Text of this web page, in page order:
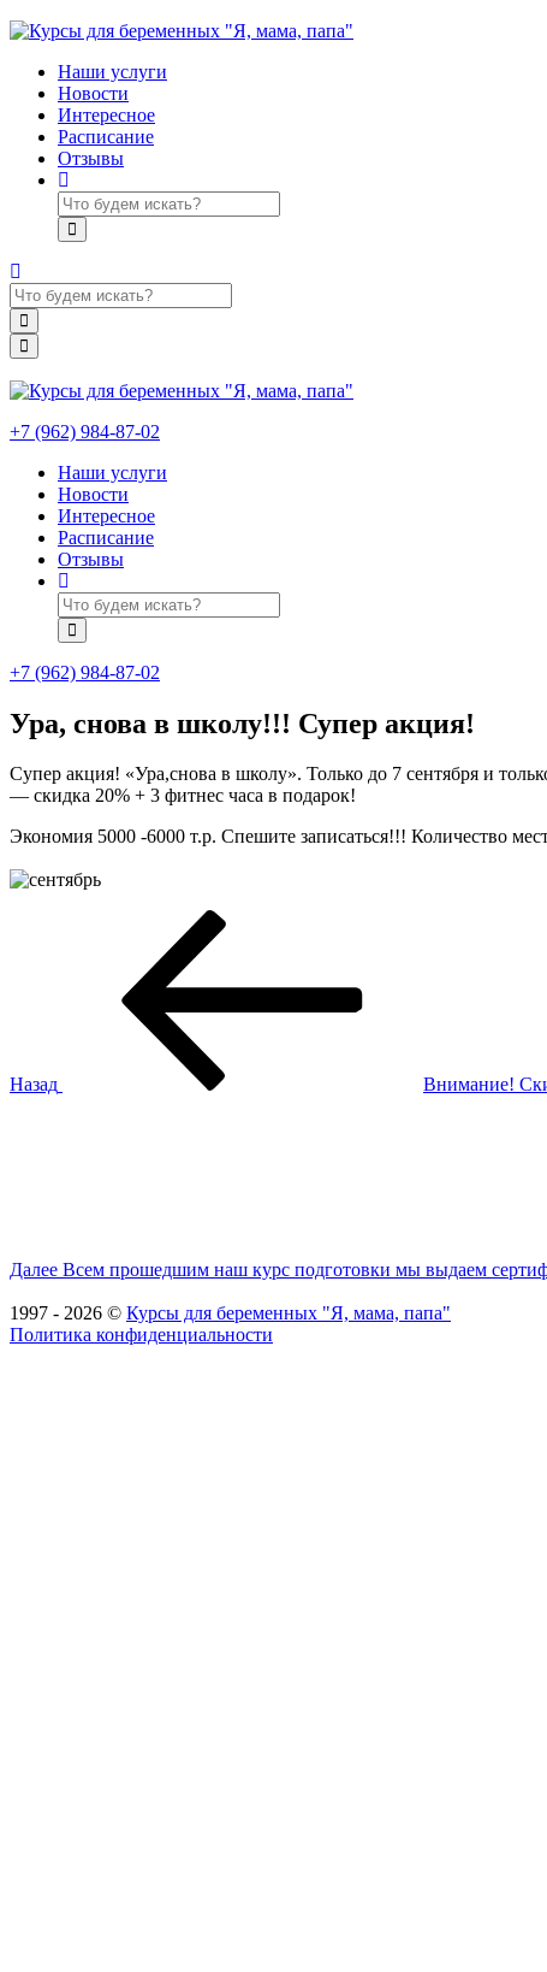
Наши услуги
Новости
Интересное
Расписание
Отзывы
+7 (962) 984-87-02
Наши услуги
Новости
Интересное
Расписание
Отзывы
+7 (962) 984-87-02
Ура, снова в школу!!! Супер акция!
Супер акция! «Ура,снова в школу». Только до 7 сентября и
— скидка 20% + 3 фитнес часа в подарок!
Экономия 5000 -6000 т.р. Спешите записаться!!! Количество
Назад
Внимание!
Далее Всем прошедшим наш курс подготовки мы выдаем
1997 - 2026 © Курсы для беременных "Я, мама, папа"
Политика конфиденциальности